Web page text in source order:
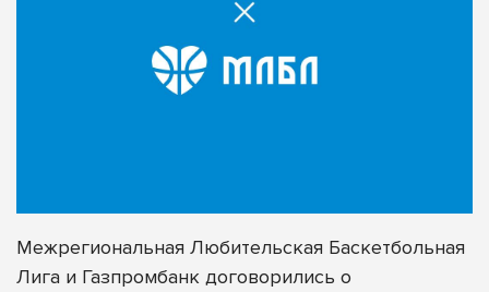
Межрегиональная Любительская Баскетбольная
Лига и Газпромбанк договорились о